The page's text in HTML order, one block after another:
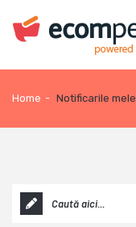
Home - Notificarile mele